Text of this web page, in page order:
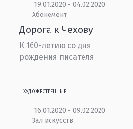
19.01.2020 - 04.02.2020
Абонемент
Дорога к Чехову
К 160-летию со дня
рождения писателя
ХУДОЖЕСТВЕННЫЕ
16.01.2020 - 09.02.2020
Зал искусств